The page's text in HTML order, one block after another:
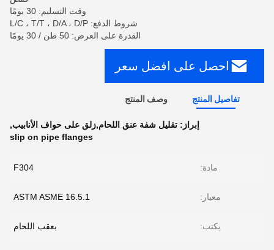
وقت التسليم: 30 يومًا
شروط الدفع: L/C ، T/T ، D/A ، D/P
القدرة على العرض: 50 طن / 30 يومًا
احصل على افضل سعر
تفاصيل المنتج وصف المنتج
إبراز: تقليل شفة عنق اللحام,زلق على حواف الأنابيب,
slip on pipe flanges
مادة: F304
معيار: ASTM ASME 16.5.1
يكتب: بعقب اللحام